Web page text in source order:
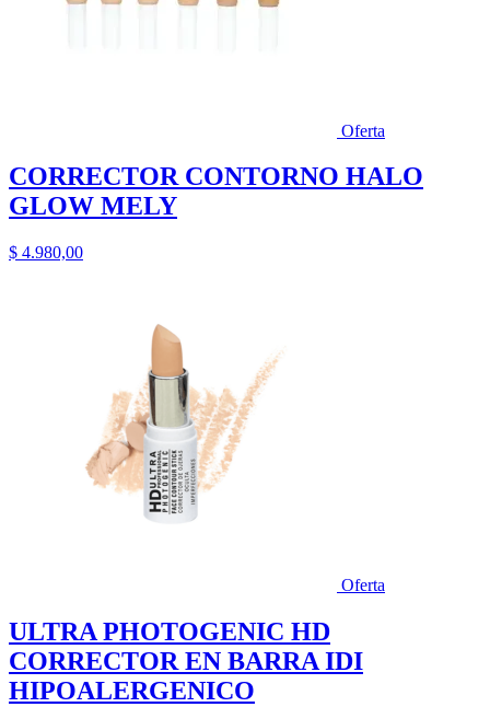
Oferta
CORRECTOR CONTORNO HALO
GLOW MELY
$ 4.980,00
Oferta
ULTRA PHOTOGENIC HD
CORRECTOR EN BARRA IDI
HIPOALERGENICO